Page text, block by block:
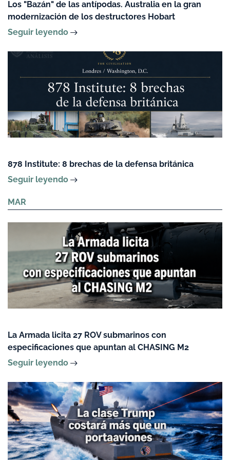
Los "Bazán" de las antípodas. Australia en la gran
modernización de los destructores Hobart
Seguir leyendo
878 Institute: 8 brechas de la defensa británica
Seguir leyendo
MAR
La Armada licita 27 ROV submarinos con
especificaciones que apuntan al CHASING M2
Seguir leyendo